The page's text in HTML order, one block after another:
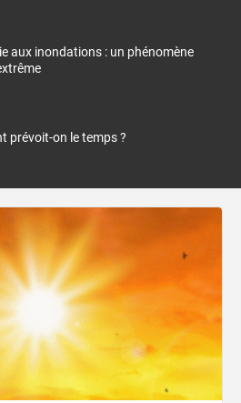
aux inondations : un phénomène
prévoit-on le temps ?